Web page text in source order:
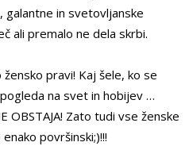
in svetovljanske
ali premalo ne dela skrbi.
pravi! Kaj šele, ko se
na svet in hobijev …
OBSTAJA! Zato tudi vse ženske
površinski;)!!!